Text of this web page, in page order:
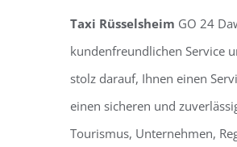
Taxi Rüsselsheim GO 24
kundenfreundlichen Service
stolz darauf, Ihnen einen
einen sicheren und
Tourismus, Unternehmen,